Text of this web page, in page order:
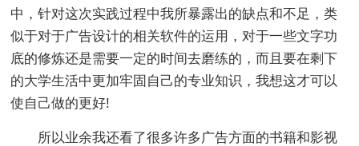
中，针对这次实践过程中我所暴露出的缺点和不足，类
似于对于广告设计的相关软件的运用，对于一些文字功
底的修炼还是需要一定的时间去磨练的，而且要在剩下
的大学生活中更加牢固自己的专业知识，我想这才可以
使自己做的更好!
所以业余我还看了很多许多广告方面的书籍和影视